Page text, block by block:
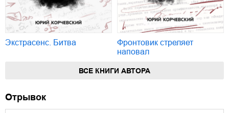
Экстрасенс. Битва
Фронтовик стреляет
наповал
ВСЕ КНИГИ АВТОРА
Отрывок